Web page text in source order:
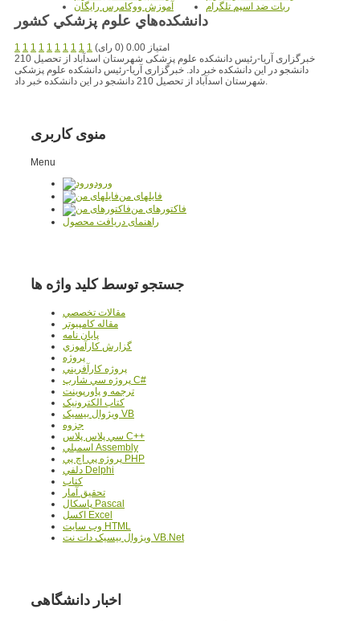
ربات ضد اسپم تلگرام
آموزش ووکامرس رایگان
دانشکده‌هاي علوم پزشکي کشور
1 1 1 1 1 1 1 1 1 1
امتیاز 0.00 (0 رای)
خبرگزاری آریا-رئیس دانشکده علوم پزشکی شهرستان اسدآباد از تحصیل 210
دانشجو در این دانشکده خبر داد. خبرگزاری آریا-رئیس دانشکده علوم پزشکی
شهرستان اسدآباد از تحصیل 210 دانشجو در این دانشکده خبر داد.
منوی کاربری
Menu
ورود
فایلهای من
فاکتورهای من
راهنمای دریافت محصول
جستجو توسط کلید واژه ها
مقالات تخصصي
مقاله کامپیوتر
پایان نامه
گزارش کارآموزي
پروژه
پروژه کارآفريني
پروژه سي شارپ C#
ترجمه و پاورپوينت
کتاب الکترونيک
ويژوال بيسيک VB
جزوه
سي پلاس پلاس C++
اسمبلي Assembly
پروژه پي اچ پي PHP
دلفي Delphi
کتاب
تحقيق آمار
پاسکال Pascal
اکسل Excel
وب سايت HTML
ويژوال بيسيک دات نت VB.Net
اخبار دانشگاهی